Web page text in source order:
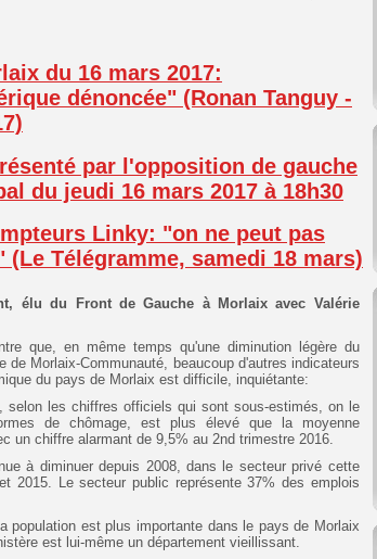
du 16 mars 2017:
dénoncée" (Ronan Tanguy -
par l'opposition de gauche
du jeudi 16 mars 2017 à 18h30
Linky: "on ne peut pas
Télégramme, samedi 18 mars)
élu du Front de Gauche à Morlaix avec Valérie
que, en même temps qu'une diminution légère du
Morlaix-Communauté, beaucoup d'autres indicateurs
du pays de Morlaix est difficile, inquiétante:
selon les chiffres officiels qui sont sous-estimés, on le
de chômage, est plus élevé que la moyenne
un chiffre alarmant de 9,5% au 2nd trimestre 2016.
à diminuer depuis 2008, dans le secteur privé cette
2015. Le secteur public représente 37% des emplois
population est plus importante dans le pays de Morlaix
est lui-même un département vieillissant.